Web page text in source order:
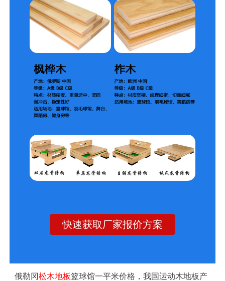
快速获取厂家报价方案
俄勒冈松木地板篮球馆一平米价格，我国运动木地板产